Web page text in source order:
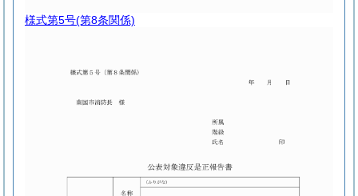
様式第5号(第8条関係)